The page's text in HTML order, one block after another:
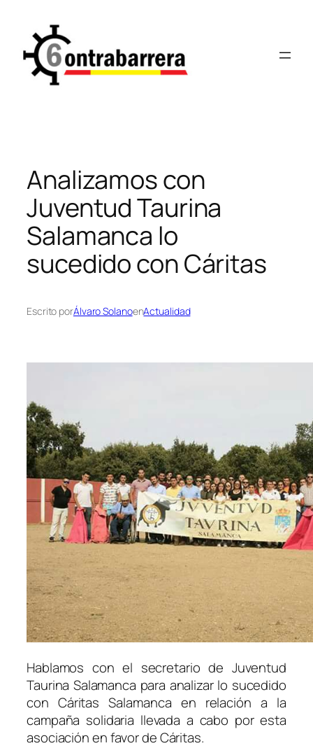
contenido
Analizamos con
Juventud Taurina
Salamanca lo
sucedido con Cáritas
Escrito porÁlvaro SolanoenActualidad
Hablamos con el secretario de Juventud
Taurina Salamanca para analizar lo sucedido
con Cáritas Salamanca en relación a la
campaña solidaria llevada a cabo por esta
asociación en favor de Cáritas.